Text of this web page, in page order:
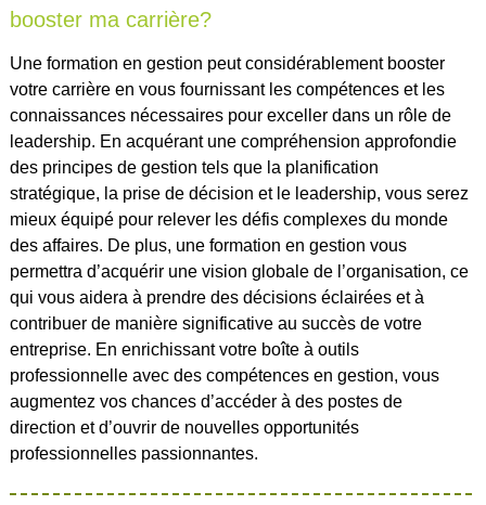
booster ma carrière?
Une formation en gestion peut considérablement booster
votre carrière en vous fournissant les compétences et les
connaissances nécessaires pour exceller dans un rôle de
leadership. En acquérant une compréhension approfondie
des principes de gestion tels que la planification
stratégique, la prise de décision et le leadership, vous serez
mieux équipé pour relever les défis complexes du monde
des affaires. De plus, une formation en gestion vous
permettra d’acquérir une vision globale de l’organisation, ce
qui vous aidera à prendre des décisions éclairées et à
contribuer de manière significative au succès de votre
entreprise. En enrichissant votre boîte à outils
professionnelle avec des compétences en gestion, vous
augmentez vos chances d’accéder à des postes de
direction et d’ouvrir de nouvelles opportunités
professionnelles passionnantes.